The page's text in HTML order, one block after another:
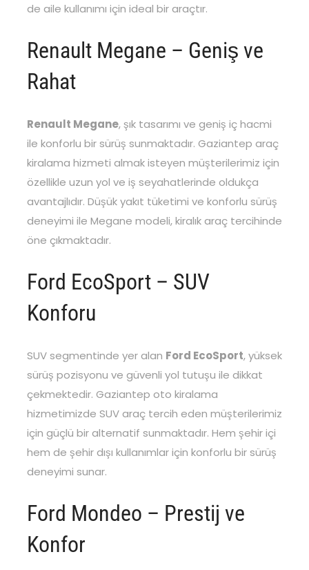
de aile kullanımı için ideal bir araçtır.
Renault Megane – Geniş ve
Rahat
Renault Megane, şık tasarımı ve geniş iç hacmi
ile konforlu bir sürüş sunmaktadır. Gaziantep araç
kiralama hizmeti almak isteyen müşterilerimiz için
özellikle uzun yol ve iş seyahatlerinde oldukça
avantajlıdır. Düşük yakıt tüketimi ve konforlu sürüş
deneyimi ile Megane modeli, kiralık araç tercihinde
öne çıkmaktadır.
Ford EcoSport – SUV
Konforu
SUV segmentinde yer alan Ford EcoSport, yüksek
sürüş pozisyonu ve güvenli yol tutuşu ile dikkat
çekmektedir. Gaziantep oto kiralama
hizmetimizde SUV araç tercih eden müşterilerimiz
için güçlü bir alternatif sunmaktadır. Hem şehir içi
hem de şehir dışı kullanımlar için konforlu bir sürüş
deneyimi sunar.
Ford Mondeo – Prestij ve
Konfor